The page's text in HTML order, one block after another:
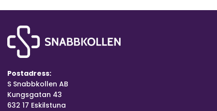
Postadress:
S Snabbkollen AB
Kungsgatan 43
632 17 Eskilstuna